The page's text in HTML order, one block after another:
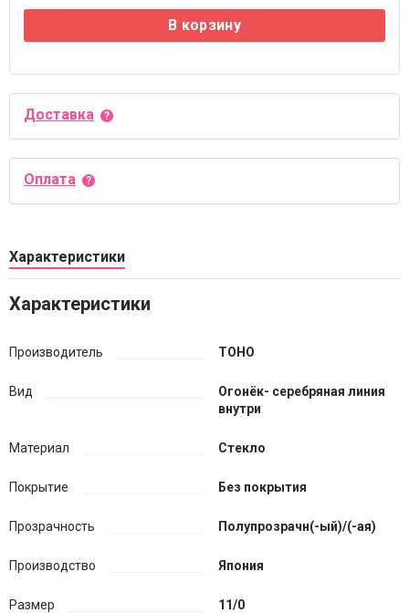
В корзину
Доставка
Оплата
Характеристики
Характеристики
Производитель TOHO
Вид
Огонёк- серебряная линия
внутри
Материал Стекло
Покрытие Без покрытия
Прозрачность Полупрозрачн(-ый)/(-ая)
Производство Япония
Размер 11/0